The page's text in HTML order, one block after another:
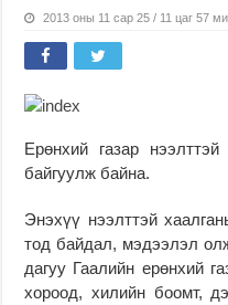
2013 оны 11 сар 25 / 11 цаг 57
Ерөнхий газар нээлттэй
байгуулж байна.
Энэхүү нээлттэй
тод байдал, мэдээлэл
дагуу Гаалийн ерөнхий
хороод, хилийн боомт,